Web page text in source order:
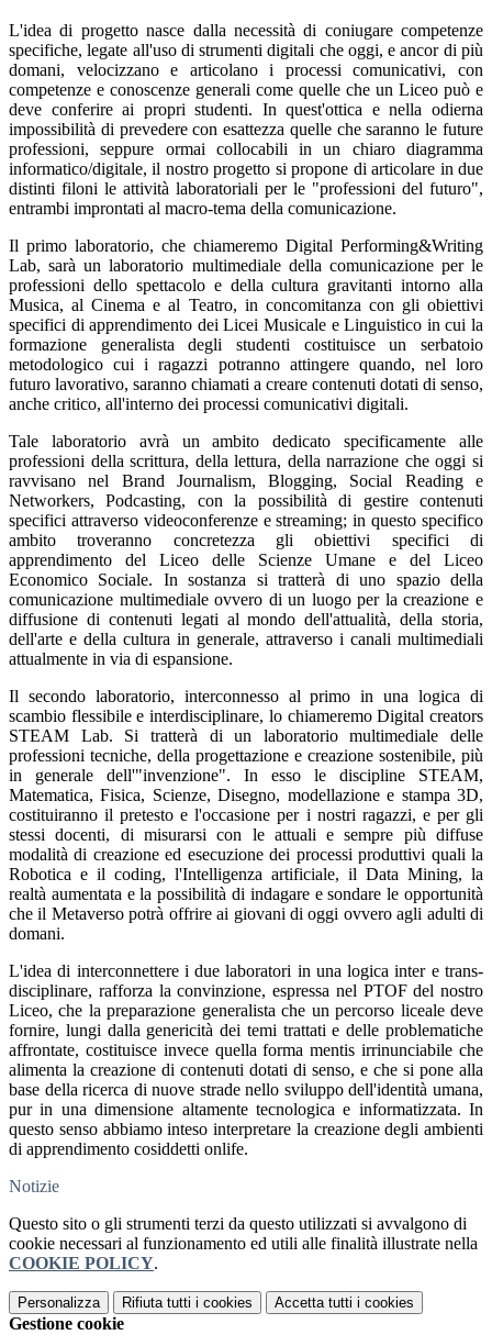
L'idea di progetto nasce dalla necessità di coniugare competenze
specifiche, legate all'uso di strumenti digitali che oggi, e ancor di più
domani, velocizzano e articolano i processi comunicativi, con
competenze e conoscenze generali come quelle che un Liceo può e
deve conferire ai propri studenti. In quest'ottica e nella odierna
impossibilità di prevedere con esattezza quelle che saranno le future
professioni, seppure ormai collocabili in un chiaro diagramma
informatico/digitale, il nostro progetto si propone di articolare in due
distinti filoni le attività laboratoriali per le "professioni del futuro",
entrambi improntati al macro-tema della comunicazione.
Il primo laboratorio, che chiameremo Digital Performing&Writing
Lab, sarà un laboratorio multimediale della comunicazione per le
professioni dello spettacolo e della cultura gravitanti intorno alla
Musica, al Cinema e al Teatro, in concomitanza con gli obiettivi
specifici di apprendimento dei Licei Musicale e Linguistico in cui la
formazione generalista degli studenti costituisce un serbatoio
metodologico cui i ragazzi potranno attingere quando, nel loro
futuro lavorativo, saranno chiamati a creare contenuti dotati di senso,
anche critico, all'interno dei processi comunicativi digitali.
Tale laboratorio avrà un ambito dedicato specificamente alle
professioni della scrittura, della lettura, della narrazione che oggi si
ravvisano nel Brand Journalism, Blogging, Social Reading e
Networkers, Podcasting, con la possibilità di gestire contenuti
specifici attraverso videoconferenze e streaming; in questo specifico
ambito troveranno concretezza gli obiettivi specifici di
apprendimento del Liceo delle Scienze Umane e del Liceo
Economico Sociale. In sostanza si tratterà di uno spazio della
comunicazione multimediale ovvero di un luogo per la creazione e
diffusione di contenuti legati al mondo dell'attualità, della storia,
dell'arte e della cultura in generale, attraverso i canali multimediali
attualmente in via di espansione.
Il secondo laboratorio, interconnesso al primo in una logica di
scambio flessibile e interdisciplinare, lo chiameremo Digital creators
STEAM Lab. Si tratterà di un laboratorio multimediale delle
professioni tecniche, della progettazione e creazione sostenibile, più
in generale dell'"invenzione". In esso le discipline STEAM,
Matematica, Fisica, Scienze, Disegno, modellazione e stampa 3D,
costituiranno il pretesto e l'occasione per i nostri ragazzi, e per gli
stessi docenti, di misurarsi con le attuali e sempre più diffuse
modalità di creazione ed esecuzione dei processi produttivi quali la
Robotica e il coding, l'Intelligenza artificiale, il Data Mining, la
realtà aumentata e la possibilità di indagare e sondare le opportunità
che il Metaverso potrà offrire ai giovani di oggi ovvero agli adulti di
domani.
L'idea di interconnettere i due laboratori in una logica inter e trans-
disciplinare, rafforza la convinzione, espressa nel PTOF del nostro
Liceo, che la preparazione generalista che un percorso liceale deve
fornire, lungi dalla genericità dei temi trattati e delle problematiche
affrontate, costituisce invece quella forma mentis irrinunciabile che
alimenta la creazione di contenuti dotati di senso, e che si pone alla
base della ricerca di nuove strade nello sviluppo dell'identità umana,
pur in una dimensione altamente tecnologica e informatizzata. In
questo senso abbiamo inteso interpretare la creazione degli ambienti
di apprendimento cosiddetti onlife.
Notizie
Questo sito o gli strumenti terzi da questo utilizzati si avvalgono di
cookie necessari al funzionamento ed utili alle finalità illustrate nella
COOKIE POLICY.
Personalizza Rifiuta tutti i cookies Accetta tutti i cookies
Gestione cookie